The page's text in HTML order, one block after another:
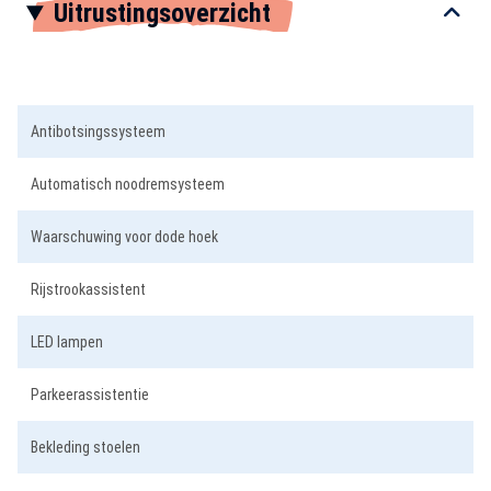
Uitrustingsoverzicht
Antibotsingssysteem
Automatisch noodremsysteem
Waarschuwing voor dode hoek
Rijstrookassistent
LED lampen
Parkeerassistentie
Bekleding stoelen